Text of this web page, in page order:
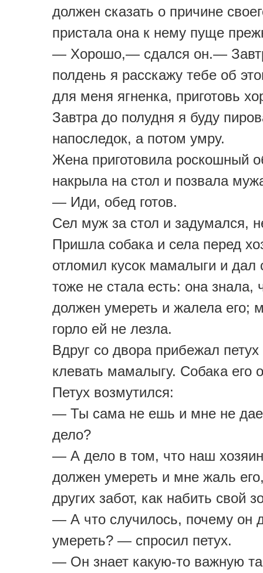
должен сказать о причине
пристала она к нему пуще
— Хорошо,— сдался он.—
полдень я расскажу тебе об
для меня ягненка, приготовь
Завтра до полудня я буду
напоследок, а потом умру.
Жена приготовила роскошный
накрыла на стол и позвала
— Иди, обед готов.
Сел муж за стол и задумался,
Пришла собака и села перед
отломил кусок мамалыги и дал
тоже не стала есть: она знала,
должен умереть и жалела его;
горло ей не лезла.
Вдруг со двора прибежал петух
клевать мамалыгу. Собака его
Петух возмутился:
— Ты сама не ешь и мне не
дело?
— А дело в том, что наш
должен умереть и мне жаль
других забот, как набить свой
— А что случилось, почему он
умереть? — спросил петух.
— Он знает какую-то важную